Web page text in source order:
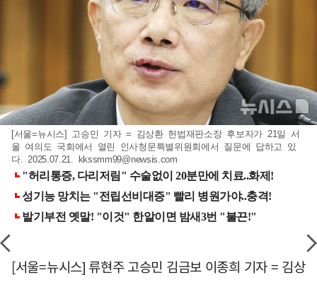
[서울=뉴시스] 고승민 기자 = 김상환 헌법재판소장 후보자가 21일 서
울 여의도 국회에서 열린 인사청문특별위원회에서 질문에 답하고 있
다. 2025.07.21.
kkssmm99@newsis.com
[서울=뉴시스] 류현주 고승민 김금보 이종희 기자 = 김상